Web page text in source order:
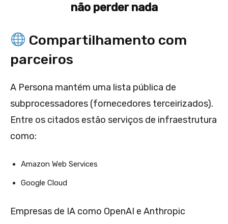
não perder nada
Compartilhamento com
parceiros
A Persona mantém uma lista pública de
subprocessadores (fornecedores terceirizados).
Entre os citados estão serviços de infraestrutura
como:
Amazon Web Services
Google Cloud
Empresas de IA como OpenAI e Anthropic